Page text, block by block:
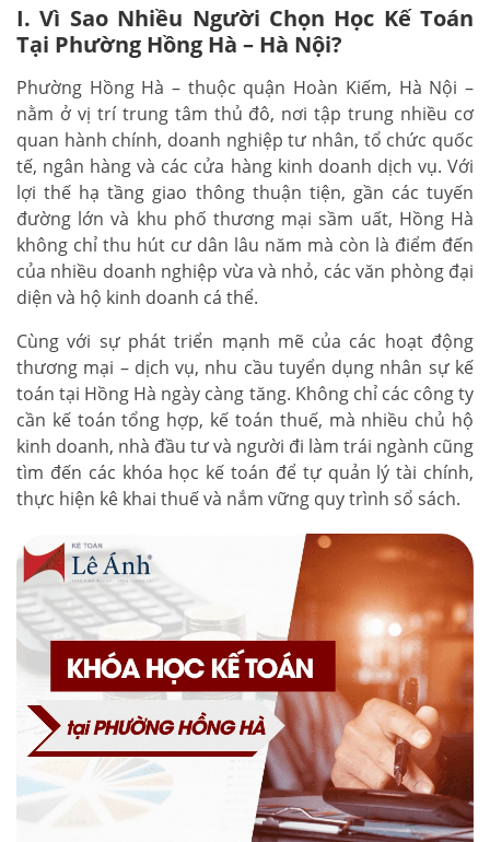
I. Vì Sao Nhiều Người Chọn Học Kế Toán
Tại Phường Hồng Hà – Hà Nội?
Phường Hồng Hà – thuộc quận Hoàn Kiếm, Hà Nội –
nằm ở vị trí trung tâm thủ đô, nơi tập trung nhiều cơ
quan hành chính, doanh nghiệp tư nhân, tổ chức quốc
tế, ngân hàng và các cửa hàng kinh doanh dịch vụ. Với
lợi thế hạ tầng giao thông thuận tiện, gần các tuyến
đường lớn và khu phố thương mại sầm uất, Hồng Hà
không chỉ thu hút cư dân lâu năm mà còn là điểm đến
của nhiều doanh nghiệp vừa và nhỏ, các văn phòng đại
diện và hộ kinh doanh cá thể.
Cùng với sự phát triển mạnh mẽ của các hoạt động
thương mại – dịch vụ, nhu cầu tuyển dụng nhân sự kế
toán tại Hồng Hà ngày càng tăng. Không chỉ các công ty
cần kế toán tổng hợp, kế toán thuế, mà nhiều chủ hộ
kinh doanh, nhà đầu tư và người đi làm trái ngành cũng
tìm đến các khóa học kế toán để tự quản lý tài chính,
thực hiện kê khai thuế và nắm vững quy trình sổ sách.